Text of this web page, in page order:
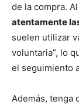
de la compra.
atentamente
suelen utilizar
voluntaria”, lo
el seguimiento
Además, tenga